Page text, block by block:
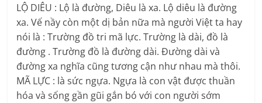
LỘ DIÊU : Lộ là đường, Diêu là xa. Lộ diêu là đường
xa. Vế nầy còn một dị bản nữa mà người Việt ta hay
nói là : Trường đồ tri mã lực. Trường là dài, đồ là
đường . Trường đồ là đường dài. Đường dài và
đường xa nghĩa cũng tương cận như nhau mà thôi.
MÃ LỰC : là sức ngựa. Ngựa là con vật được thuần
hóa và sống gần gũi gắn bó với con người sớm